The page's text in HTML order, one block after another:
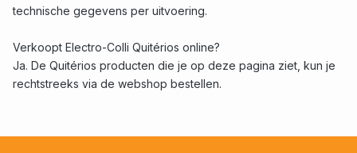
technische gegevens per uitvoering.
Verkoopt Electro-Colli Quitérios online?
Ja. De Quitérios producten die je op deze pagina ziet, kun je
rechtstreeks via de webshop bestellen.